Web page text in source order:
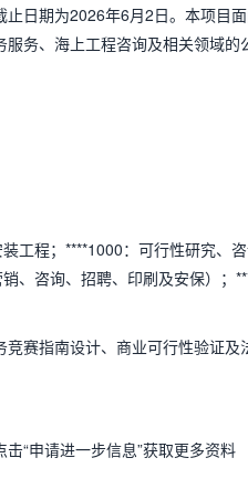
日期为2026年6月2日。本项目
务、海上工程咨询及相关领域
工程；****1000：可行性研究、
、咨询、招聘、印刷及安保）；
赛指南设计、商业可行性验证及
“申请进一步信息”获取更多资料